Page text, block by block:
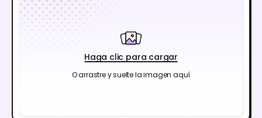
Haga clic para cargar
O arrastre y suelte la imagen aquí